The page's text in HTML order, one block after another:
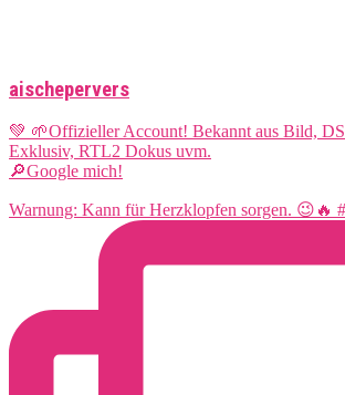
aischepervers
💚 🌱Offizieller Account! Bekannt aus Bild,
Exklusiv, RTL2 Dokus uvm.
🔎Google mich!
Warnung: Kann für Herzklopfen sorgen. 😉🔥